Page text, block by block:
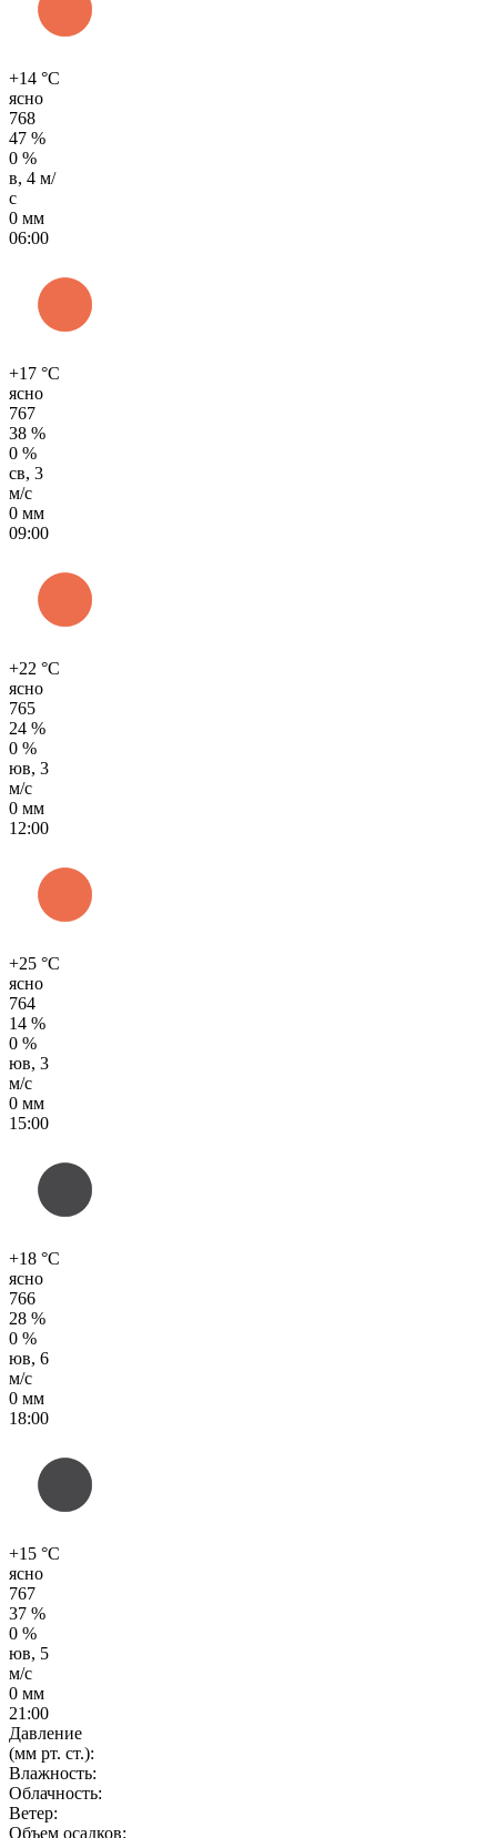
+14 °C
ясно
768
47 %
0 %
в, 4 м/
с
0 мм
06:00
+17 °C
ясно
767
38 %
0 %
св, 3
м/с
0 мм
09:00
+22 °C
ясно
765
24 %
0 %
юв, 3
м/с
0 мм
12:00
+25 °C
ясно
764
14 %
0 %
юв, 3
м/с
0 мм
15:00
+18 °C
ясно
766
28 %
0 %
юв, 6
м/с
0 мм
18:00
+15 °C
ясно
767
37 %
0 %
юв, 5
м/с
0 мм
21:00
Давление
(мм рт. ст.):
Влажность:
Облачность:
Ветер:
Объем осадков: